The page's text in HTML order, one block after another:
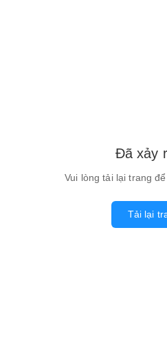
Đã xảy
Vui lòng tải lại trang
Tải lại